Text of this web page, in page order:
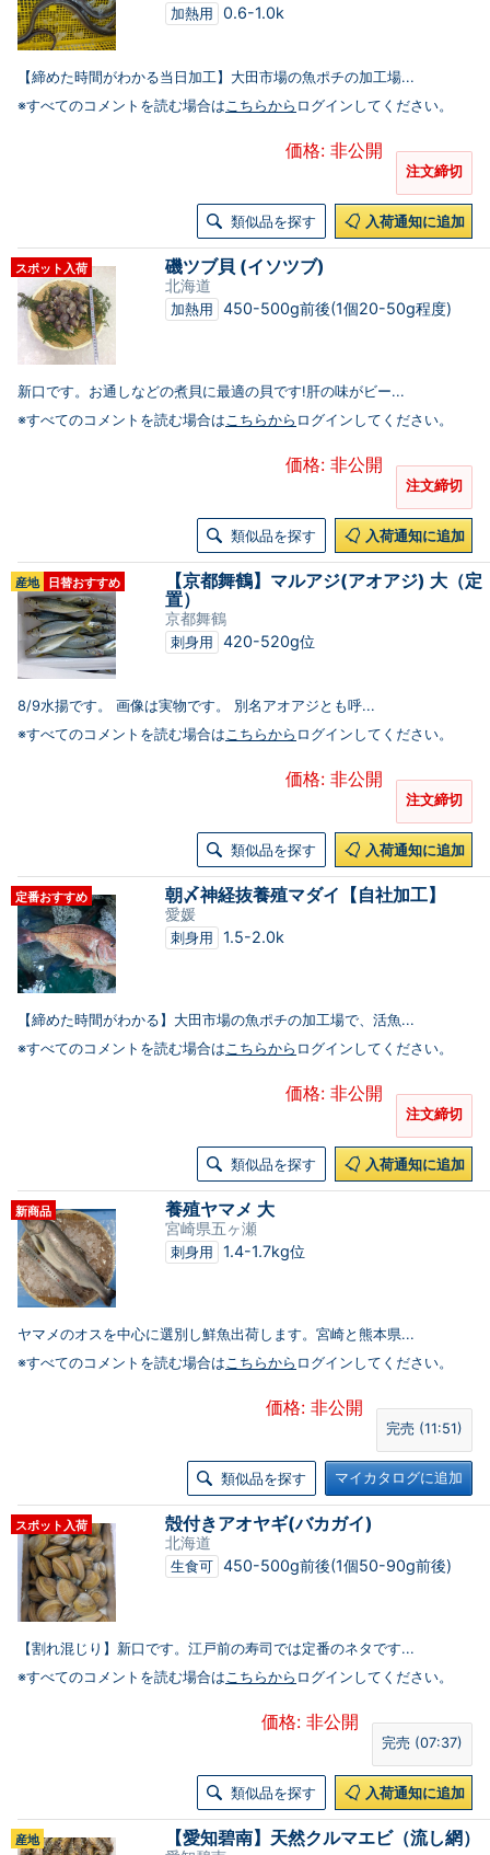
加熱用 0.6-1.0k
【締めた時間がわかる当日加工】大田市場の魚ポチの加工場...
※すべてのコメントを読む場合はこちらから ログインしてください。
価格: 非公開
注文締切
類似品を探す 入荷通知に追加
スポット入荷 磯ツブ貝 (イソツブ)
北海道
加熱用 450-500g前後(1個20-50g程度)
新口です。お通しなどの煮貝に最適の貝です!肝の味がビー...
※すべてのコメントを読む場合はこちらから ログインしてください。
価格: 非公開
注文締切
類似品を探す 入荷通知に追加
産地 日替おすすめ
【京都舞鶴】マルアジ(アオアジ) 大（定
置）
京都舞鶴
刺身用 420-520g位
8/9水揚です。 画像は実物です。 別名アオアジとも呼...
※すべてのコメントを読む場合はこちらから ログインしてください。
価格: 非公開
注文締切
類似品を探す 入荷通知に追加
定番おすすめ 朝〆神経抜養殖マダイ【自社加工】
愛媛
刺身用 1.5-2.0k
【締めた時間がわかる】大田市場の魚ポチの加工場で、活魚...
※すべてのコメントを読む場合はこちらから ログインしてください。
価格: 非公開
注文締切
類似品を探す 入荷通知に追加
新商品 養殖ヤマメ 大
宮崎県五ヶ瀬
刺身用 1.4-1.7kg位
ヤマメのオスを中心に選別し鮮魚出荷します。宮崎と熊本県...
※すべてのコメントを読む場合はこちらから ログインしてください。
価格: 非公開
完売 (11:51)
類似品を探す マイカタログに追加
スポット入荷 殻付きアオヤギ(バカガイ)
北海道
生食可 450-500g前後(1個50-90g前後)
【割れ混じり】新口です。江戸前の寿司では定番のネタです...
※すべてのコメントを読む場合はこちらから ログインしてください。
価格: 非公開
完売 (07:37)
類似品を探す 入荷通知に追加
産地 【愛知碧南】天然クルマエビ（流し網）